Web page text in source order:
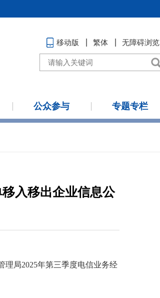
移动版 繁体 无障碍浏览
公众参与 专题专栏
入移出企业信息公
理局2025年第三季度电信业务经